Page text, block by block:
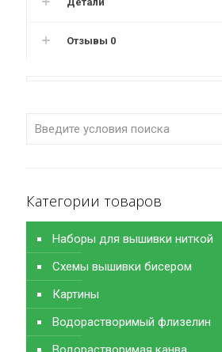
Отзывы 0
Категории товаров
Наборы для вышивки ниткой
Схемы вышивки бисером
Картины
Водорастворимый флизелин